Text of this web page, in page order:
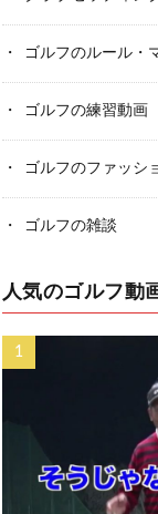
ゴルフのルール・
ゴルフの練習動画
ゴルフのファッシ
ゴルフの雑談
人気のゴルフ動